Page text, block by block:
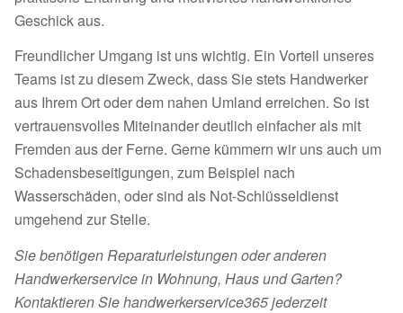
Geschick aus.
Freundlicher Umgang ist uns wichtig. Ein Vorteil unseres
Teams ist zu diesem Zweck, dass Sie stets Handwerker
aus Ihrem Ort oder dem nahen Umland erreichen. So ist
vertrauensvolles Miteinander deutlich einfacher als mit
Fremden aus der Ferne. Gerne kümmern wir uns auch um
Schadensbeseitigungen, zum Beispiel nach
Wasserschäden, oder sind als Not-Schlüsseldienst
umgehend zur Stelle.
Sie benötigen Reparaturleistungen oder anderen
Handwerkerservice in Wohnung, Haus und Garten?
Kontaktieren Sie handwerkerservice365 jederzeit